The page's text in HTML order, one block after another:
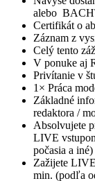
alebo
Certifikát o
Záznam z
Celý tento
V ponuke aj
Privítanie v
1× Práca
Základné
redaktora /
Absolvujete
LIVE
počasia a iné)
Zažijete
min. (podľa